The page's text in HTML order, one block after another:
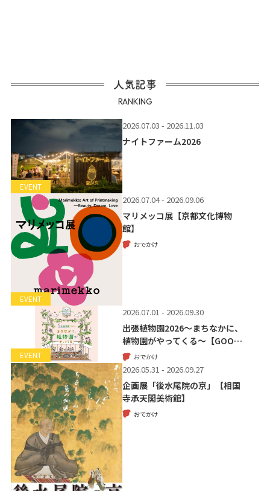
人気記事
RANKING
EVENT
2026.07.03 - 2026.11.03
ナイトファーム2026
EVENT
2026.07.04 - 2026.09.06
マリメッコ展【京都文化博物
館】
おでかけ
EVENT
2026.07.01 - 2026.09.30
出張植物園2026～まちなかに、
植物園がやってくる～【GOO…
おでかけ
2026.05.31 - 2026.09.27
企画展「後水尾院の京」【相国
寺承天閣美術館】
おでかけ